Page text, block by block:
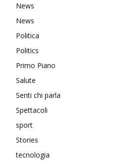
News
News
Politica
Politics
Primo Piano
Salute
Senti chi parla
Spettacoli
sport
Stories
tecnologia